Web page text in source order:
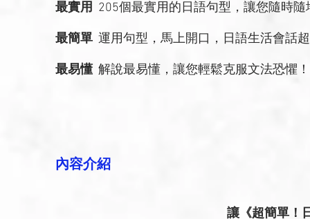
最實用 205個最實用的日語句型，讓您隨時隨
最簡單 運用句型，馬上開口，日語生活會話
最易懂 解說最易懂，讓您輕鬆克服文法恐懼！
內容介紹
讓《超簡單！